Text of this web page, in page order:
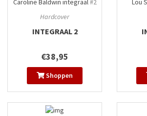
Caroline Baldwin integraal#2
Hardcover
INTEGRAAL 2
€38,95
Shoppen
Lou